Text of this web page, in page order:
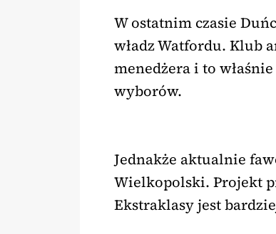
W ostatnim czasie
władz Watfordu. Klub
menedżera i to
wyborów.
Jednakże aktualnie
Wielkopolski. Projekt
Ekstraklasy jest